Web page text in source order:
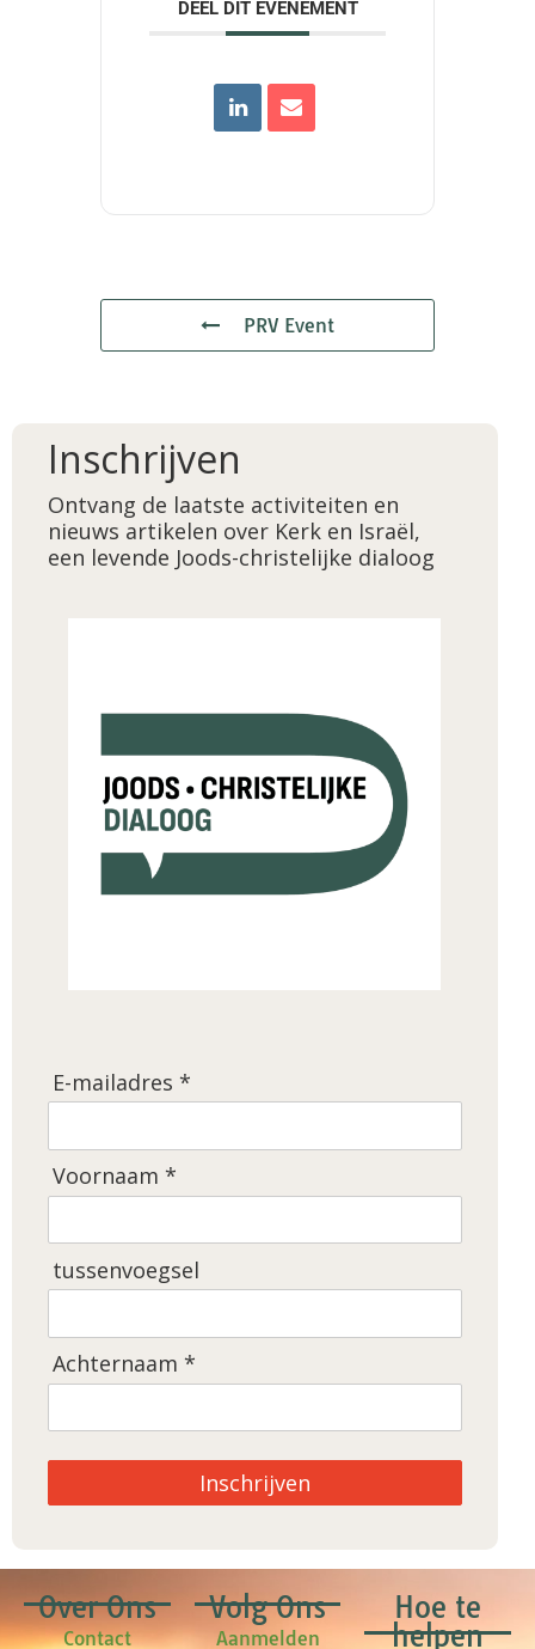
DEEL DIT EVENEMENT
PRV Event
Inschrijven
Ontvang de laatste activiteiten en
nieuws artikelen over Kerk en Israël,
een levende Joods-christelijke dialoog
E-mailadres *
Voornaam *
tussenvoegsel
Achternaam *
Inschrijven
Over Ons
Contact
Volg Ons
Aanmelden
Hoe te
helpen